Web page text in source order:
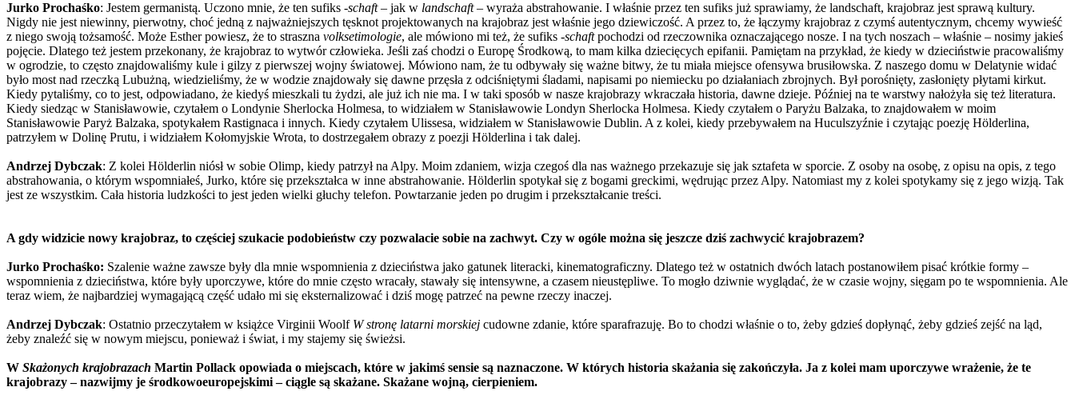
Jurko Prochaśko: Jestem germanistą. Uczono mnie, że ten sufiks -schaft– jak w landschaft– wyraża abstrahowanie. I właśnie przez ten sufiks już sprawiamy, że landschaft, krajobraz jest sprawą kultury.
Nigdy nie jest niewinny, pierwotny, choć jedną z najważniejszych tęsknot projektowanych na krajobraz jest właśnie jego dziewiczość. A przez to, że łączymy krajobraz z czymś autentycznym, chcemy wywieść
z niego swoją tożsamość. Może Esther powiesz, że to straszna volksetimologie, ale mówiono mi też, że sufiks -schaftpochodzi od rzeczownika oznaczającego nosze. I na tych noszach – właśnie – nosimy jakieś
pojęcie. Dlatego też jestem przekonany, że krajobraz to wytwór człowieka. Jeśli zaś chodzi o Europę Środkową, to mam kilka dziecięcych epifanii. Pamiętam na przykład, że kiedy w dzieciństwie pracowaliśmy
w ogrodzie, to często znajdowaliśmy kule i gilzy z pierwszej wojny światowej. Mówiono nam, że tu odbywały się ważne bitwy, że tu miała miejsce ofensywa brusiłowska. Z naszego domu w Delatynie widać
było most nad rzeczką Lubużną, wiedzieliśmy, że w wodzie znajdowały się dawne przęsła z odciśniętymi śladami, napisami po niemiecku po działaniach zbrojnych. Był porośnięty, zasłonięty płytami kirkut.
Kiedy pytaliśmy, co to jest, odpowiadano, że kiedyś mieszkali tu żydzi, ale już ich nie ma. I w taki sposób w nasze krajobrazy wkraczała historia, dawne dzieje. Później na te warstwy nałożyła się też literatura.
Kiedy siedząc w Stanisławowie, czytałem o Londynie Sherlocka Holmesa, to widziałem w Stanisławowie Londyn Sherlocka Holmesa. Kiedy czytałem o Paryżu Balzaka, to znajdowałem w moim
Stanisławowie Paryż Balzaka, spotykałem Rastignaca i innych. Kiedy czytałem Ulissesa, widziałem w Stanisławowie Dublin. A z kolei, kiedy przebywałem na Huculszyźnie i czytając poezję Hölderlina,
patrzyłem w Dolinę Prutu, i widziałem Kołomyjskie Wrota, to dostrzegałem obrazy z poezji Hölderlina i tak dalej.
Andrzej Dybczak: Z kolei Hölderlin niósł w sobie Olimp, kiedy patrzył na Alpy. Moim zdaniem, wizja czegoś dla nas ważnego przekazuje się jak sztafeta w sporcie. Z osoby na osobę, z opisu na opis, z tego
abstrahowania, o którym wspomniałeś, Jurko, które się przekształca w inne abstrahowanie. Hölderlin spotykał się z bogami greckimi, wędrując przez Alpy. Natomiast my z kolei spotykamy się z jego wizją. Tak
jest ze wszystkim. Cała historia ludzkości to jest jeden wielki głuchy telefon. Powtarzanie jeden po drugim i przekształcanie treści.
A gdy widzicie nowy krajobraz, to częściej szukacie podobieństw czy pozwalacie sobie na zachwyt. Czy w ogóle można się jeszcze dziś zachwycić krajobrazem?
Jurko Prochaśko: Szalenie ważne zawsze były dla mnie wspomnienia z dzieciństwa jako gatunek literacki, kinematograficzny. Dlatego też w ostatnich dwóch latach postanowiłem pisać krótkie formy –
wspomnienia z dzieciństwa, które były uporczywe, które do mnie często wracały, stawały się intensywne, a czasem nieustępliwe. To mogło dziwnie wyglądać, że w czasie wojny, sięgam po te wspomnienia. Ale
teraz wiem, że najbardziej wymagającą część udało mi się eksternalizować i dziś mogę patrzeć na pewne rzeczy inaczej.
Andrzej Dybczak: Ostatnio przeczytałem w książce Virginii Woolf W stronę latarni morskiej cudowne zdanie, które sparafrazuję. Bo to chodzi właśnie o to, żeby gdzieś dopłynąć, żeby gdzieś zejść na ląd,
żeby znaleźć się w nowym miejscu, ponieważ i świat, i my stajemy się świeżsi.
W Skażonych krajobrazach Martin Pollack opowiada o miejscach, które w jakimś sensie są naznaczone. W których historia skażania się zakończyła. Ja z kolei mam uporczywe wrażenie, że te
krajobrazy – nazwijmy je środkowoeuropejskimi – ciągle są skażane. Skażane wojną, cierpieniem.